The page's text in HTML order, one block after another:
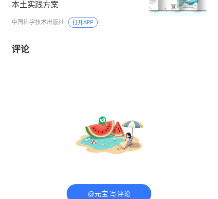
本土实践方案
中国科学技术出版社 打开APP
评论
@元宝 写评论